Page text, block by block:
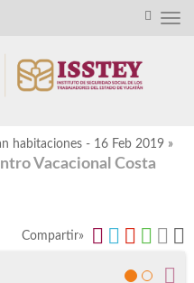
habitaciones - 16 Feb 2019 »
Vacacional Costa
Compartir»